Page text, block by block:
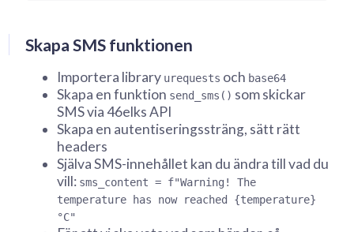
Skapa SMS funktionen
Importera library urequests och base64
Skapa en funktion send_sms() som skickar
SMS via 46elks API
Skapa en autentiseringssträng, sätt rätt
headers
Själva SMS-innehållet kan du ändra till vad du
vill: sms_content = f"Warning! The
temperature has now reached {temperature}
°C"